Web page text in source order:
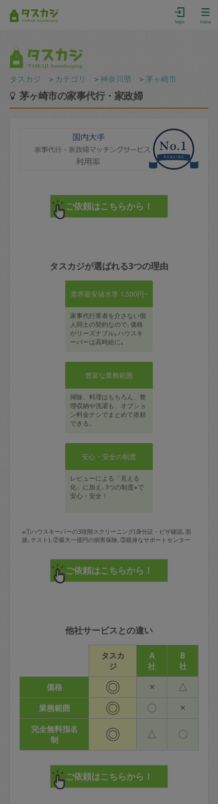
login menu
タスカジ ＞ カテゴリ ＞神奈川県 ＞茅ヶ崎市
茅ヶ崎市の家事代行・家政婦
タスカジが選ばれる3つの理由
業界最安値水準 1,500円~
家事代行業者を介さない個
人同士の契約なので､価格
がリーズナブル｡ハウスキ
ーパーは高時給に｡
豊富な業務範囲
掃除、料理はもちろん、整
理収納や洗濯も、オプショ
ン料金ナシでまとめて依頼
できる。
安心・安全の制度
レビューによる「見える
化」に加え､3つの制度※で
安心・安全！
※①ハウスキーパーの3段階スクリーニング(身分証・ビザ確認､面
接､テスト)､②最大一億円の損害保険､③親身なサポートセンター
他社サービスとの違い
タスカ
ジ
A
社
B
社
価格
◎ × △
業務範囲 ◎ 〇 ×
完全無料指名
制
◎ △ 〇